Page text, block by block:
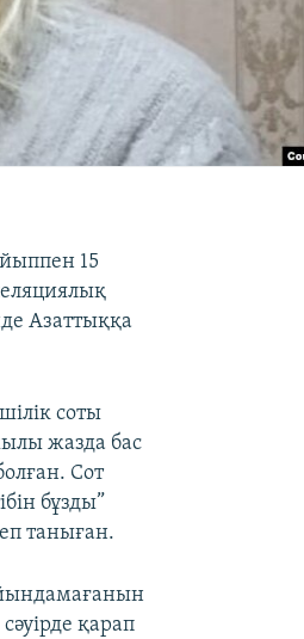
15
Азаттыққа
соты
жазда бас
Сот
бұзды”
таныған.
қарап